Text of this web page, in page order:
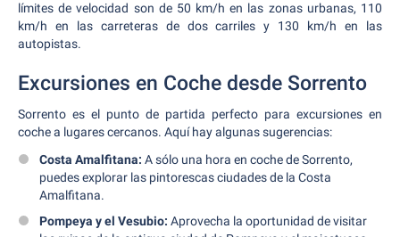
límites de velocidad son de 50 km/h en las zonas urbanas, 110
km/h en las carreteras de dos carriles y 130 km/h en las
autopistas.
Excursiones en Coche desde Sorrento
Sorrento es el punto de partida perfecto para excursiones en
coche a lugares cercanos. Aquí hay algunas sugerencias:
Costa Amalfitana: A sólo una hora en coche de Sorrento,
puedes explorar las pintorescas ciudades de la Costa
Amalfitana.
Pompeya y el Vesubio: Aprovecha la oportunidad de visitar